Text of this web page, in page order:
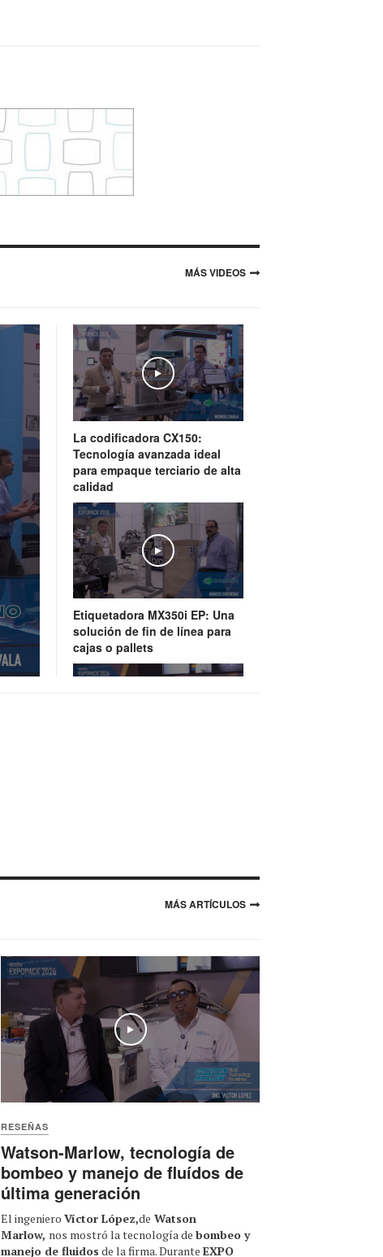
MÁS VIDEOS
Play
La codificadora CX150:
Tecnología avanzada ideal
para empaque terciario de alta
calidad
Play
Etiquetadora MX350i EP: Una
solución de fin de línea para
cajas o pallets
inmediata y reacción rápida
ante urgencias de empaque
secundario y terciario
Play
avanzados para el transporte
de polvos y sólidos
MÁS ARTÍCULOS
Play
RESEÑAS
Watson-Marlow, tecnología de
bombeo y manejo de fluídos de
última generación
El ingeniero Víctor López,de Watson
Marlow, nos mostró la tecnología de bombeo y
manejo de fluidos de la firma. Durante EXPO